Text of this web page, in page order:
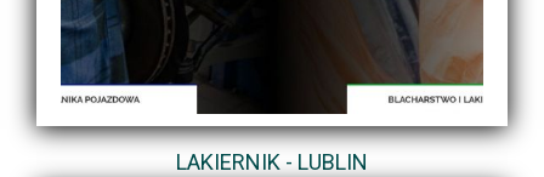
LAKIERNIK - LUBLIN